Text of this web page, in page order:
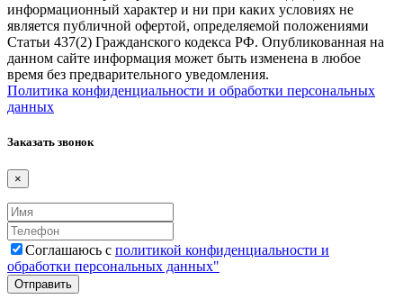
информационный характер и ни при каких условиях не
является публичной офертой, определяемой положениями
Статьи 437(2) Гражданского кодекса РФ. Опубликованная на
данном сайте информация может быть изменена в любое
время без предварительного уведомления.
Политика конфиденциальности и обработки персональных
данных
Заказать звонок
×
Соглашаюсь с политикой конфиденциальности и
обработки персональных данных"